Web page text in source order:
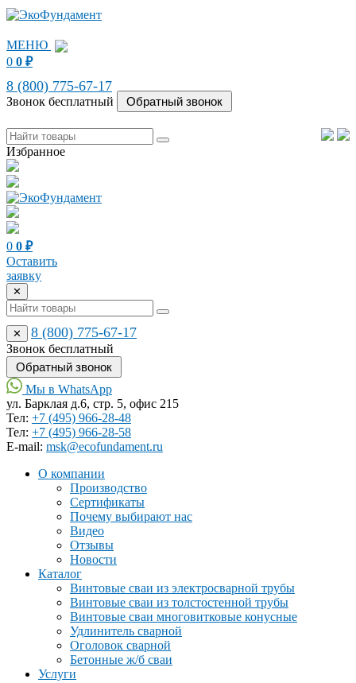
МЕНЮ
0 0 ₽
8 (800) 775-67-17
Звонок бесплатный
Избранное
0 0 ₽
Оставить
заявку
✕
✕ 8 (800) 775-67-17
Звонок бесплатный
Мы в WhatsApp
ул. Барклая д.6, стр. 5, офис 215
Тел: +7 (495) 966-28-48
Тел: +7 (495) 966-28-58
Е-mail: msk@ecofundament.ru
О компании
Производство
Сертификаты
Почему выбирают нас
Видео
Отзывы
Новости
Каталог
Винтовые сваи из электросварной трубы
Винтовые сваи из толстостенной трубы
Винтовые сваи многовитковые конусные
Удлинитель сварной
Оголовок сварной
Бетонные ж/б сваи
Услуги